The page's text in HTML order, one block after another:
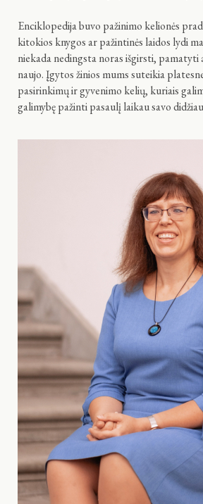
Enciklopedija buvo pažinimo kelionės
kitokios knygos ar pažintinės laidos lydi
niekada nedingsta noras išgirsti,
naujo. Įgytos žinios mums suteikia
pasirinkimų ir gyvenimo kelių, kuriais
galimybę pažinti pasaulį laikau savo